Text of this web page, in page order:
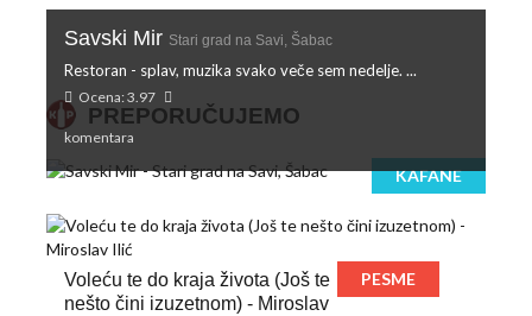
PREPORUČUJEMO
KAFANE
Savski Mir Stari grad na Savi, Šabac
Restoran - splav, muzika svako veče sem nedelje. ...
Ocena: 3.97
komentara
Voleću te do kraja života (Još te
nešto čini izuzetnom) - Miroslav
PESME